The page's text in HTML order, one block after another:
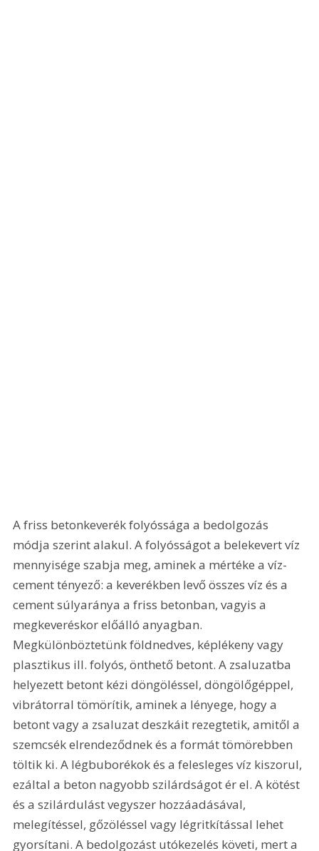
A friss betonkeverék folyóssága a bedolgozás
módja szerint alakul. A folyósságot a belekevert víz
mennyisége szabja meg, aminek a mértéke a víz-
cement tényező: a keverékben levő összes víz és a
cement súlyaránya a friss betonban, vagyis a
megkeveréskor előálló anyagban.
Megkülönböztetünk földnedves, képlékeny vagy
plasztikus ill. folyós, önthető betont. A zsaluzatba
helyezett betont kézi döngöléssel, döngölőgéppel,
vibrátorral tömörítik, aminek a lényege, hogy a
betont vagy a zsaluzat deszkáit rezegtetik, amitől a
szemcsék elrendeződnek és a formát tömörebben
töltik ki. A légbuborékok és a felesleges víz kiszorul,
ezáltal a beton nagyobb szilárdságot ér el. A kötést
és a szilárdulást vegyszer hozzáadásával,
melegítéssel, gőzöléssel vagy légritkítással lehet
gyorsítani. A bedolgozást utókezelés követi, mert a